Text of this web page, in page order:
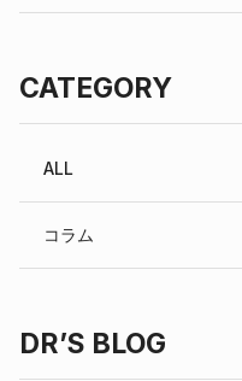
CATEGORY
ALL
コラム
DR’S BLOG